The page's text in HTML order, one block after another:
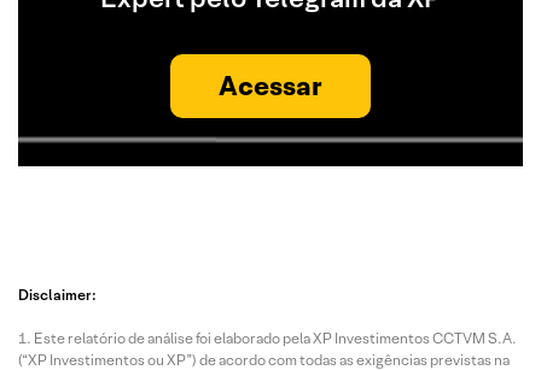
Acessar
Disclaimer:
Este relatório de análise foi elaborado pela XP Investimentos CCTVM S.A.
(“XP Investimentos ou XP”) de acordo com todas as exigências previstas na